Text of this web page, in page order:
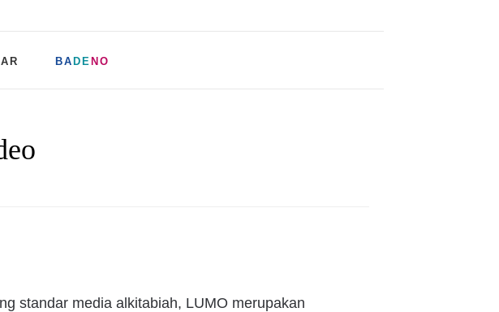
BA DE NO
standar media alkitabiah, LUMO merupakan